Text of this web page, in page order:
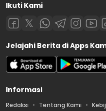
Ikuti Kami
Jelajahi Berita di Apps
Informasi
Redaksi Tentang Kami